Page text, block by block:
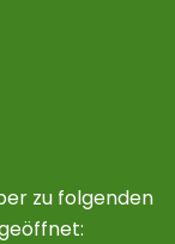
zu folgenden